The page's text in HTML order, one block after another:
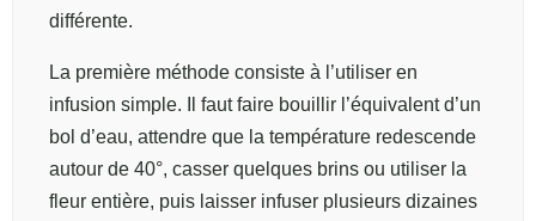
différente.
La première méthode consiste à l’utiliser en
infusion simple. Il faut faire bouillir l’équivalent d’un
bol d’eau, attendre que la température redescende
autour de 40°, casser quelques brins ou utiliser la
fleur entière, puis laisser infuser plusieurs dizaines